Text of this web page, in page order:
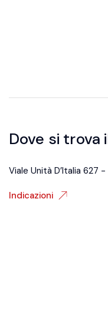
Dove si trova
Viale Unità D’Italia 627
Indicazioni